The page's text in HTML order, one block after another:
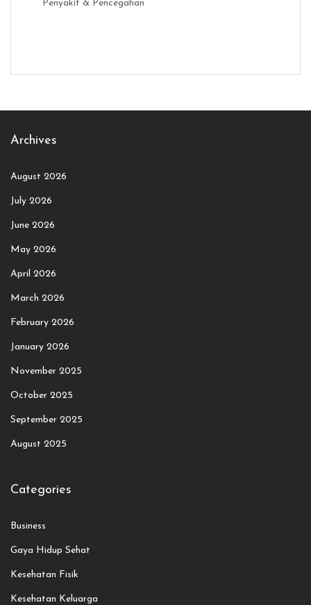
Penyakit & Pencegahan
Archives
August 2026
July 2026
June 2026
May 2026
April 2026
March 2026
February 2026
January 2026
November 2025
October 2025
September 2025
August 2025
Categories
Business
Gaya Hidup Sehat
Kesehatan Fisik
Kesehatan Keluarga